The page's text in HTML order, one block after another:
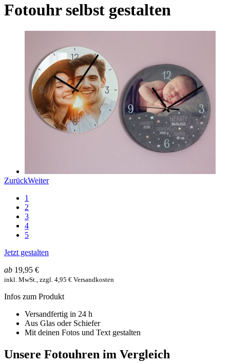
Fotouhr selbst gestalten
ZurückWeiter
1
2
3
4
5
Jetzt gestalten
ab 19,95 €
inkl. MwSt., zzgl. 4,95 € Versandkosten
Infos zum Produkt
Versandfertig in 24 h
Aus Glas oder Schiefer
Mit deinen Fotos und Text gestalten
Unsere Fotouhren im Vergleich